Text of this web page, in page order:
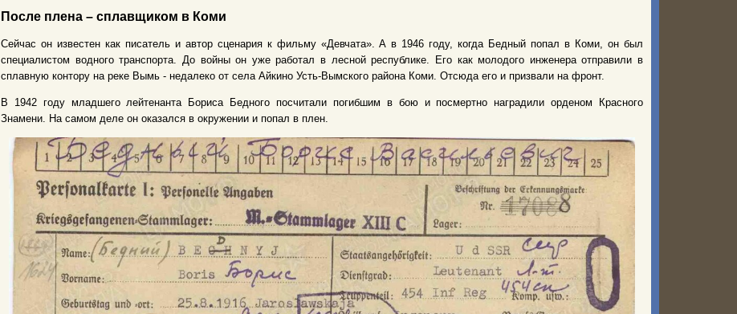
После плена – сплавщиком в Коми
Сейчас он известен как писатель и автор сценария к фильму «Девчата». А в 1946 году, когда Бедный попал в Коми, он был
специалистом водного транспорта. До войны он уже работал в лесной республике. Его как молодого инженера отправили в
сплавную контору на реке Вымь - недалеко от села Айкино Усть-Вымского района Коми. Отсюда его и призвали на фронт.
В 1942 году младшего лейтенанта Бориса Бедного посчитали погибшим в бою и посмертно наградили орденом Красного
Знамени. На самом деле он оказался в окружении и попал в плен.